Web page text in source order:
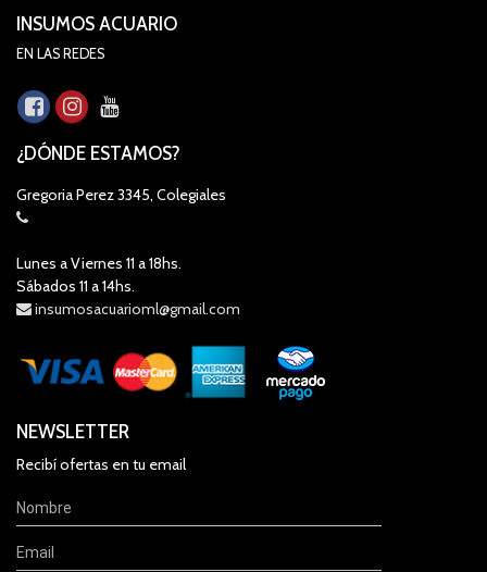
INSUMOS ACUARIO
EN LAS REDES
¿DÓNDE ESTAMOS?
Gregoria Perez 3345, Colegiales
Lunes a Viernes 11 a 18hs.
Sábados 11 a 14hs.
insumosacuarioml@gmail.com
NEWSLETTER
Recibí ofertas en tu email